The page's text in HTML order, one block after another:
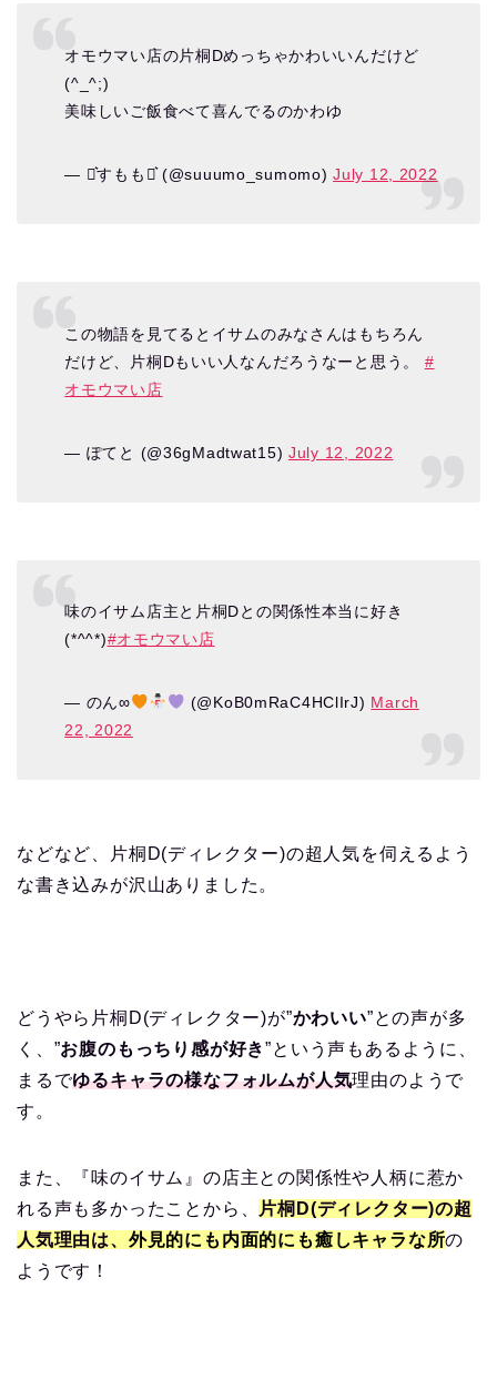
オモウマい店の片桐Dめっちゃかわいいんだけど
(^_^;)
美味しいご飯食べて喜んでるのかわゆ
— ⋆͛すもも⋆͛ (@suuumo_sumomo)July 12, 2022
この物語を見てるとイサムのみなさんはもちろん
だけど、片桐Dもいい人なんだろうなーと思う。 #
オモウマい店
— ぽてと (@36gMadtwat15)July 12, 2022
味のイサム店主と片桐Dとの関係性本当に好き
(*^^*)#オモウマい店
— のん∞ (@KoB0mRaC4HClIrJ) March
22, 2022
などなど、片桐D(ディレクター)の超人気を伺えるよう
な書き込みが沢山ありました。
どうやら片桐D(ディレクター)が”かわいい”との声が多
く、”お腹のもっちり感が好き”という声もあるように、
まるでゆるキャラの様なフォルムが人気理由のようで
す。
また、『味のイサム』の店主との関係性や人柄に惹か
れる声も多かったことから、
片桐D(ディレクター)の超
人気理由は、 外見的にも内面的にも癒しキャラな所の
ようです！